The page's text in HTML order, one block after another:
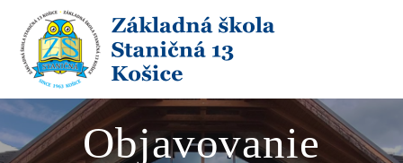
to
content
Objavovanie